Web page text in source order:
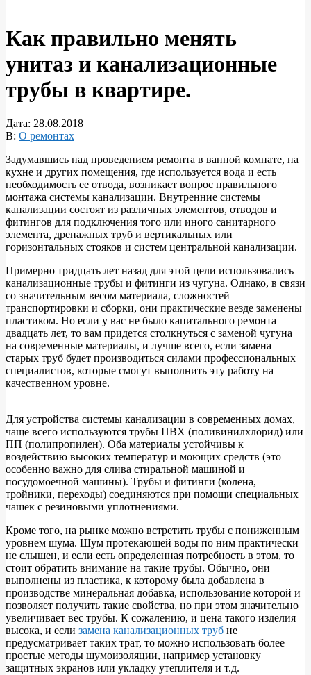
Как правильно менять
унитаз и канализационные
трубы в квартире.
Дата: 28.08.2018
В: О ремонтах
Задумавшись над проведением ремонта в ванной комнате, на
кухне и других помещения, где используется вода и есть
необходимость ее отвода, возникает вопрос правильного
монтажа системы канализации. Внутренние системы
канализации состоят из различных элементов, отводов и
фитингов для подключения того или иного санитарного
элемента, дренажных труб и вертикальных или
горизонтальных стояков и систем центральной канализации.
Примерно тридцать лет назад для этой цели использовались
канализационные трубы и фитинги из чугуна. Однако, в связи
со значительным весом материала, сложностей
транспортировки и сборки, они практические везде заменены
пластиком. Но если у вас не было капитального ремонта
двадцать лет, то вам придется столкнуться с заменой чугуна
на современные материалы, и лучше всего, если замена
старых труб будет производиться силами профессиональных
специалистов, которые смогут выполнить эту работу на
качественном уровне.
Для устройства системы канализации в современных домах,
чаще всего используются трубы ПВХ (поливинилхлорид) или
ПП (полипропилен). Оба материалы устойчивы к
воздействию высоких температур и моющих средств (это
особенно важно для слива стиральной машиной и
посудомоечной машины). Трубы и фитинги (колена,
тройники, переходы) соединяются при помощи специальных
чашек с резиновыми уплотнениями.
Кроме того, на рынке можно встретить трубы с пониженным
уровнем шума. Шум протекающей воды по ним практически
не слышен, и если есть определенная потребность в этом, то
стоит обратить внимание на такие трубы. Обычно, они
выполнены из пластика, к которому была добавлена в
производстве минеральная добавка, использование которой и
позволяет получить такие свойства, но при этом значительно
увеличивает вес трубы. К сожалению, и цена такого изделия
высока, и если замена канализационных труб не
предусматривает таких трат, то можно использовать более
простые методы шумоизоляции, например установку
защитных экранов или укладку утеплителя и т.д.